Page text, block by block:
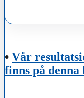
• Vår
finns på denna